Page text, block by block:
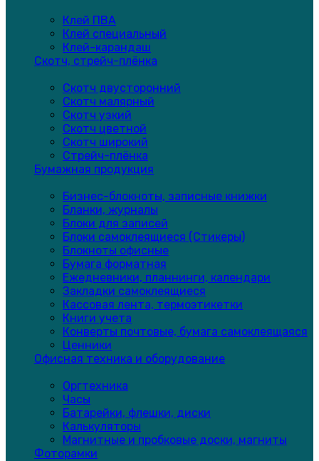
Клей ПВА
Клей специальный
Клей-карандаш
Скотч, стрейч-плёнка
Скотч двусторонний
Скотч малярный
Скотч узкий
Скотч цветной
Скотч широкий
Стрейч-плёнка
Бумажная продукция
Бизнес-блокноты, записные книжки
Бланки, журналы
Блоки для записей
Блоки самоклеящиеся (Стикеры)
Блокноты офисные
Бумага форматная
Ежедневники, планнинги, календари
Закладки самоклеящиеся
Кассовая лента, термоэтикетки
Книги учета
Конверты почтовые, бумага самоклеящаяся
Ценники
Офисная техника и оборудование
Оргтехника
Часы
Батарейки, флешки, диски
Калькуляторы
Магнитные и пробковые доски, магниты
Фоторамки